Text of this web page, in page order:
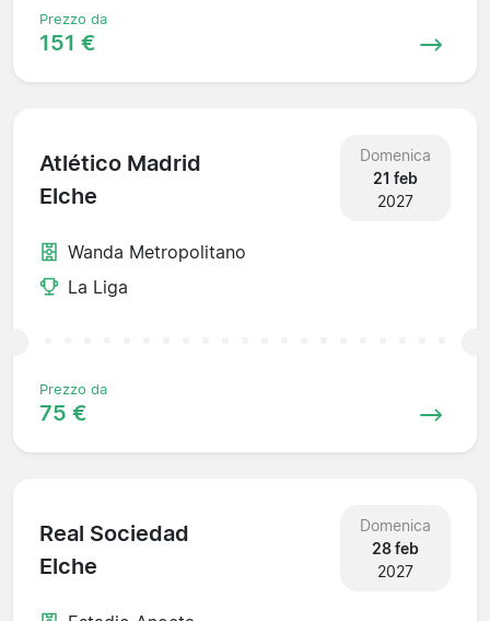
Prezzo da
151 €
Atlético Madrid
Elche
Domenica
21 feb
2027
Wanda Metropolitano
La Liga
Prezzo da
75 €
Real Sociedad
Elche
Domenica
28 feb
2027